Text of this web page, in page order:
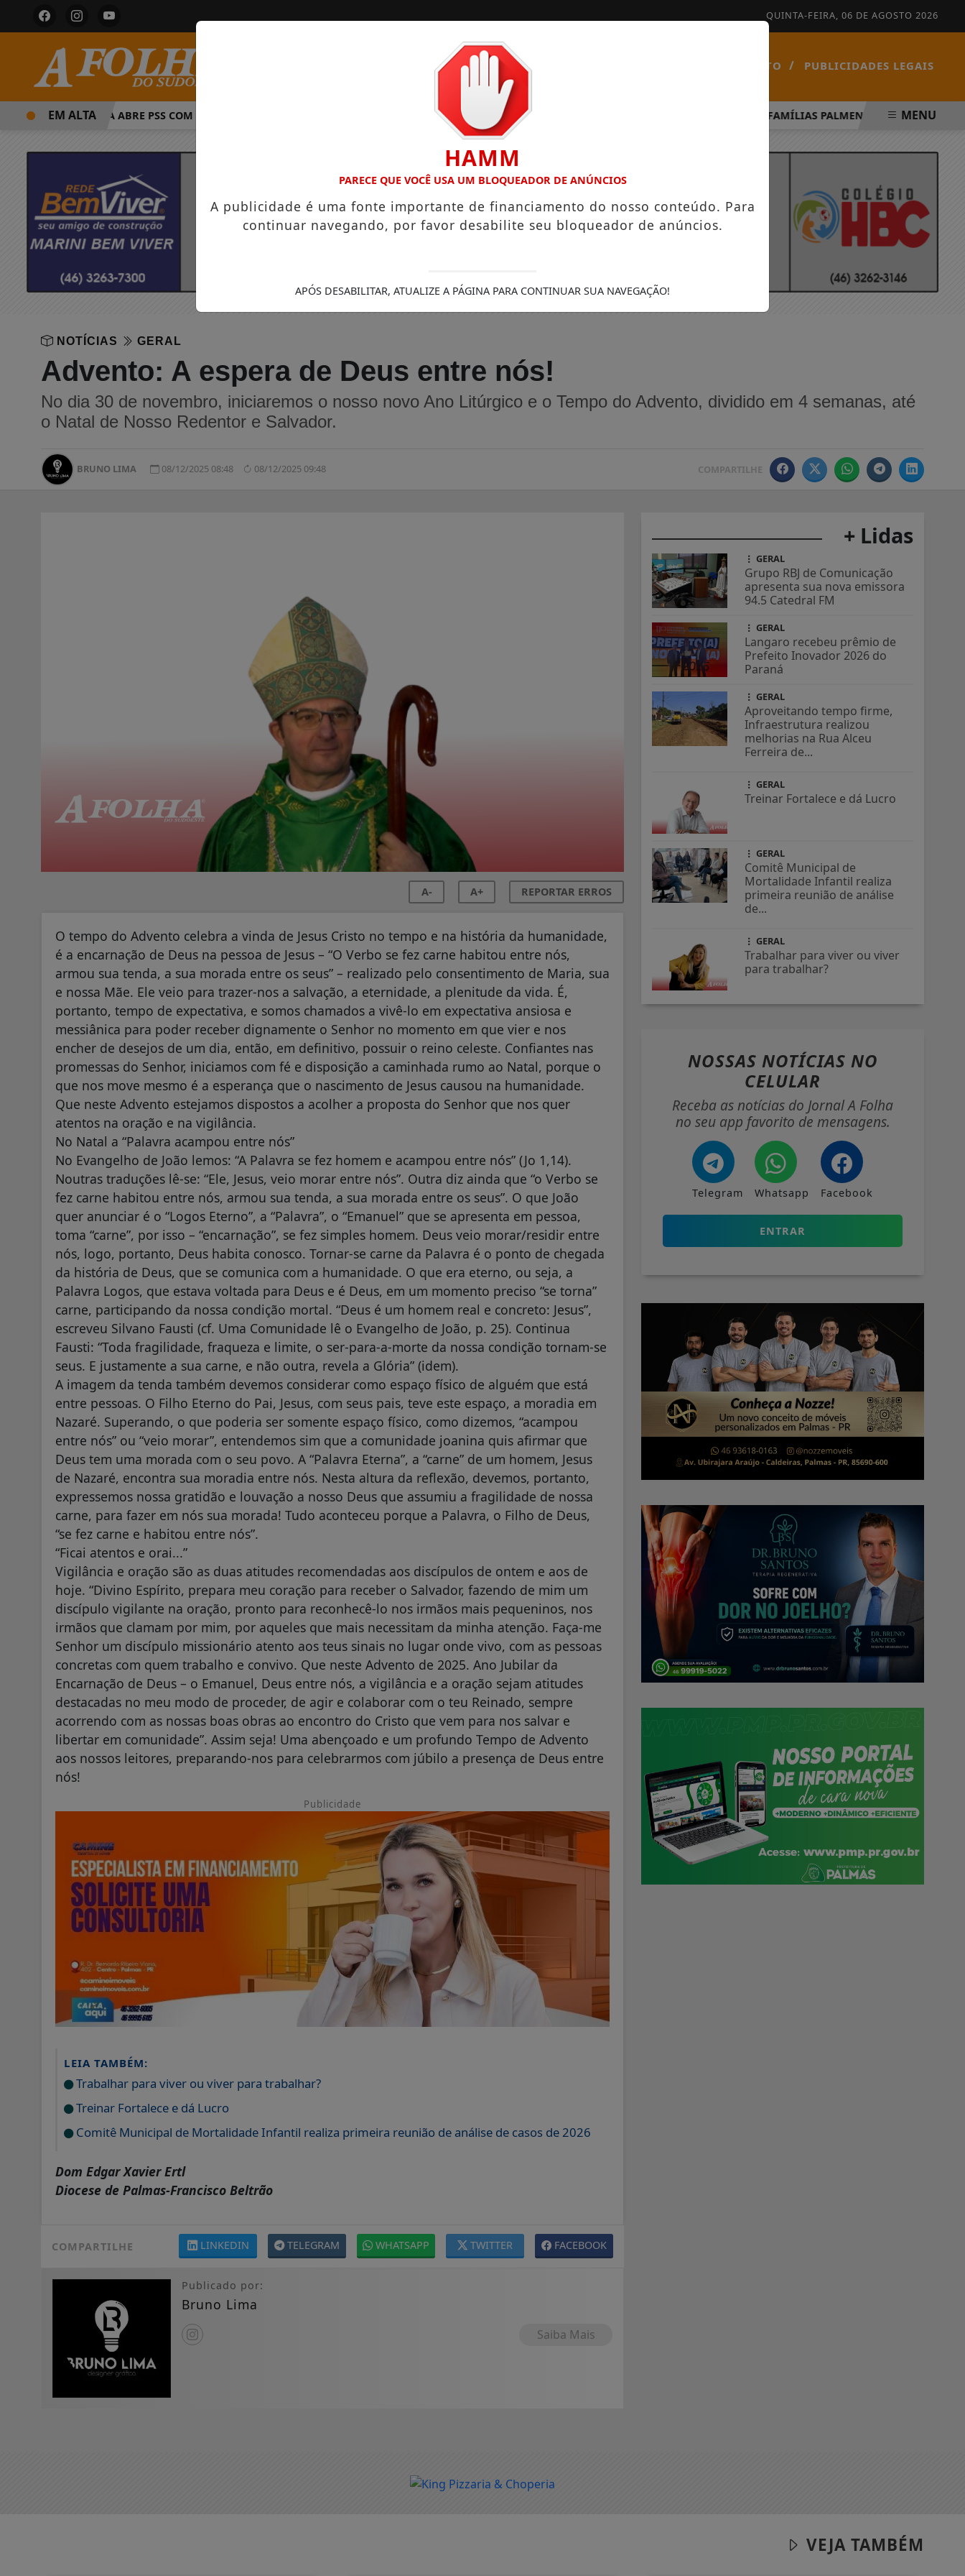
QUINTA-FEIRA, 06 DE AGOSTO 2026
INÍCIO CONTATO / PUBLICIDADES LEGAIS
PREFEITURA ABRE PSS COM VAGAS EM SEIS FUNÇÕES E SALÁRIOS QUE CHEGAM A R$ 3,8 MIL IGREJA DO DIVINO ESPÍRITO SANTO FAMÍLIAS PALMENSES FORAM
EM ALTA MENU
NOTÍCIAS GERAL
Advento: A espera de Deus entre nós!
No dia 30 de novembro, iniciaremos o nosso novo Ano Litúrgico e o Tempo do Advento, dividido em 4 semanas, até
o Natal de Nosso Redentor e Salvador.
BRUNO LIMA 08/12/2025 08:48 08/12/2025 09:48 COMPARTILHE
A- A+ REPORTAR ERROS
O tempo do Advento celebra a vinda de Jesus Cristo no tempo e na história da humanidade,
é a encarnação de Deus na pessoa de Jesus – “O Verbo se fez carne habitou entre nós,
armou sua tenda, a sua morada entre os seus” – realizado pelo consentimento de Maria, sua
e nossa Mãe. Ele veio para trazer-nos a salvação, a eternidade, a plenitude da vida. É,
portanto, tempo de expectativa, e somos chamados a vivê-lo em expectativa ansiosa e
messiânica para poder receber dignamente o Senhor no momento em que vier e nos
encher de desejos de um dia, então, em definitivo, possuir o reino celeste. Confiantes nas
promessas do Senhor, iniciamos com fé e disposição a caminhada rumo ao Natal, porque o
que nos move mesmo é a esperança que o nascimento de Jesus causou na humanidade.
Que neste Advento estejamos dispostos a acolher a proposta do Senhor que nos quer
atentos na oração e na vigilância.
No Natal a “Palavra acampou entre nós”
No Evangelho de João lemos: “A Palavra se fez homem e acampou entre nós” (Jo 1,14).
Noutras traduções lê-se: “Ele, Jesus, veio morar entre nós”. Outra diz ainda que “o Verbo se
fez carne habitou entre nós, armou sua tenda, a sua morada entre os seus”. O que João
quer anunciar é o “Logos Eterno”, a “Palavra”, o “Emanuel” que se apresenta em pessoa,
toma “carne”, por isso – “encarnação”, se fez simples homem. Deus veio morar/residir entre
nós, logo, portanto, Deus habita conosco. Tornar-se carne da Palavra é o ponto de chegada
da história de Deus, que se comunica com a humanidade. O que era eterno, ou seja, a
Palavra Logos, que estava voltada para Deus e é Deus, em um momento preciso “se torna”
carne, participando da nossa condição mortal. “Deus é um homem real e concreto: Jesus”,
escreveu Silvano Fausti (cf. Uma Comunidade lê o Evangelho de João, p. 25). Continua
Fausti: “Toda fragilidade, fraqueza e limite, o ser-para-a-morte da nossa condição tornam-se
seus. E justamente a sua carne, e não outra, revela a Glória” (idem).
A imagem da tenda também devemos considerar como espaço físico de alguém que está
entre pessoas. O Filho Eterno do Pai, Jesus, com seus pais, teve este espaço, a moradia em
Nazaré. Superando, o que poderia ser somente espaço físico, como dizemos, “acampou
entre nós” ou “veio morar”, entendemos sim que a comunidade joanina quis afirmar que
Deus tem uma morada com o seu povo. A “Palavra Eterna”, a “carne” de um homem, Jesus
de Nazaré, encontra sua moradia entre nós. Nesta altura da reflexão, devemos, portanto,
expressemos nossa gratidão e louvação a nosso Deus que assumiu a fragilidade de nossa
carne, para fazer em nós sua morada! Tudo aconteceu porque a Palavra, o Filho de Deus,
“se fez carne e habitou entre nós”.
“Ficai atentos e orai...”
Vigilância e oração são as duas atitudes recomendadas aos discípulos de ontem e aos de
hoje. “Divino Espírito, prepara meu coração para receber o Salvador, fazendo de mim um
discípulo vigilante na oração, pronto para reconhecê-lo nos irmãos mais pequeninos, nos
irmãos que clamam por mim, por aqueles que mais necessitam da minha atenção. Faça-me
Senhor um discípulo missionário atento aos teus sinais no lugar onde vivo, com as pessoas
concretas com quem trabalho e convivo. Que neste Advento de 2025. Ano Jubilar da
Encarnação de Deus – o Emanuel, Deus entre nós, a vigilância e a oração sejam atitudes
destacadas no meu modo de proceder, de agir e colaborar com o teu Reinado, sempre
acorrendo com as nossas boas obras ao encontro do Cristo que vem para nos salvar e
libertar em comunidade”. Assim seja! Uma abençoado e um profundo Tempo de Advento
aos nossos leitores, preparando-nos para celebrarmos com júbilo a presença de Deus entre
nós!
Publicidade
LEIA TAMBÉM:
Trabalhar para viver ou viver para trabalhar?
Treinar Fortalece e dá Lucro
Comitê Municipal de Mortalidade Infantil realiza primeira reunião de análise de casos de 2026
Dom Edgar Xavier Ertl
Diocese de Palmas-Francisco Beltrão
COMPARTILHE FACEBOOK
TWITTER
WHATSAPP
TELEGRAM
LINKEDIN
Publicado por:
Bruno Lima
Saiba Mais
+ Lidas
GERAL
Grupo RBJ de Comunicação
apresenta sua nova emissora
94.5 Catedral FM
GERAL
Langaro recebeu prêmio de
Prefeito Inovador 2026 do
Paraná
GERAL
Aproveitando tempo firme,
Infraestrutura realizou
melhorias na Rua Alceu
Ferreira de...
GERAL
Treinar Fortalece e dá Lucro
GERAL
Comitê Municipal de
Mortalidade Infantil realiza
primeira reunião de análise
de...
GERAL
Trabalhar para viver ou viver
para trabalhar?
NOSSAS NOTÍCIAS NO
CELULAR
Receba as notícias do Jornal A Folha
no seu app favorito de mensagens.
Telegram Whatsapp Facebook
ENTRAR
VEJA TAMBÉM
HAMM
PARECE QUE VOCÊ USA UM BLOQUEADOR DE ANÚNCIOS
A publicidade é uma fonte importante de financiamento do nosso conteúdo. Para
continuar navegando, por favor desabilite seu bloqueador de anúncios.
APÓS DESABILITAR, ATUALIZE A PÁGINA PARA CONTINUAR SUA NAVEGAÇÃO!